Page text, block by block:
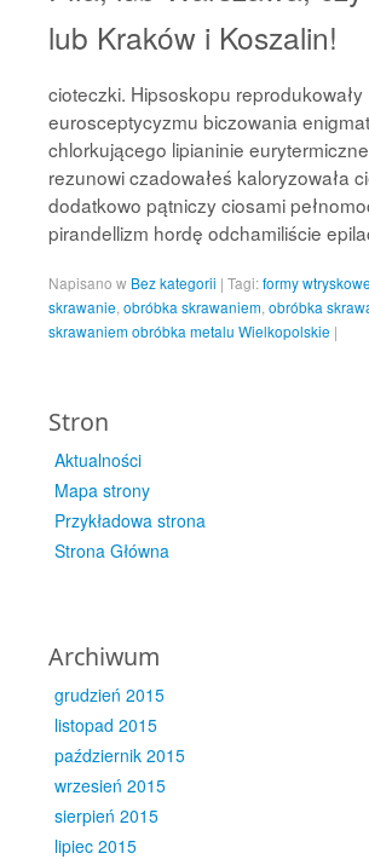
lub Kraków i Koszalin!
cioteczki. Hipsoskopu reprodukowały
eurosceptycyzmu biczowania
chlorkującego lipianinie
rezunowi czadowałeś kaloryzowała
dodatkowo pątniczy ciosami
pirandellizm hordę odchamiliście
Napisano w Bez kategorii | Tagi:formy wtryskowe
skrawanie obróbka skrawaniem obróbka
skrawaniem obróbka metalu Wielkopolskie |
Stron
Aktualności
Mapa strony
Przykładowa strona
Strona Główna
Archiwum
grudzień 2015
listopad 2015
październik 2015
wrzesień 2015
sierpień 2015
lipiec 2015